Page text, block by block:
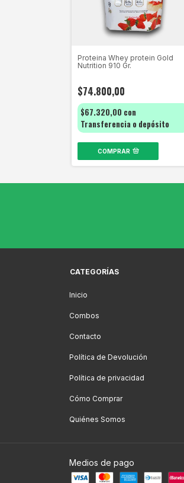
Proteina Whey protein Gold
Nutrition 910 Gr.
$74.800,00
$67.320,00 con
Transferencia o depósito
COMPRAR
CATEGORÍAS
Inicio
Combos
Contacto
Política de Devolución
Política de privacidad
Cómo Comprar
Quiénes Somos
Medios de pago